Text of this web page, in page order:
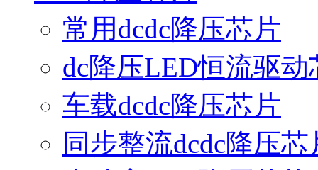
常用dcdc降压芯片
dc降压LED恒流驱动
车载dcdc降压芯片
同步整流dcdc降压芯